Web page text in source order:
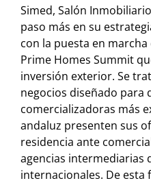
Simed, Salón
paso más en su
con la puesta en
Prime Homes Summit
inversión exterior. Se
negocios diseñado para
comercializadoras más
andaluz presenten sus
residencia ante
agencias intermediarias
internacionales. De esta